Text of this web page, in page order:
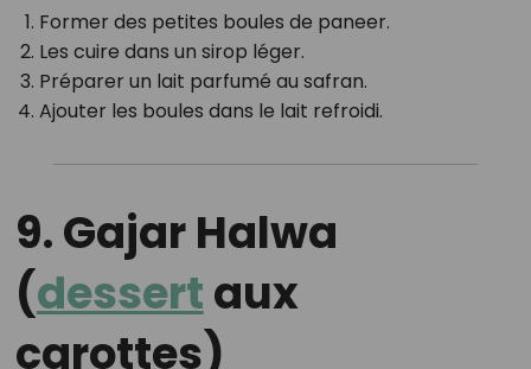
Former des petites boules de paneer.
Les cuire dans un sirop léger.
Préparer un lait parfumé au safran.
Ajouter les boules dans le lait refroidi.
9. Gajar Halwa
(dessertaux
carottes)